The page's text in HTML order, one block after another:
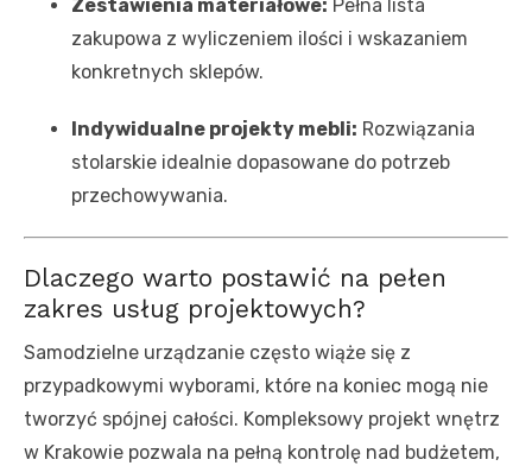
Zestawienia materiałowe: Pełna lista
zakupowa z wyliczeniem ilości i wskazaniem
konkretnych sklepów.
Indywidualne projekty mebli: Rozwiązania
stolarskie idealnie dopasowane do potrzeb
przechowywania.
Dlaczego warto postawić na pełen
zakres usług projektowych?
Samodzielne urządzanie często wiąże się z
przypadkowymi wyborami, które na koniec mogą nie
tworzyć spójnej całości. Kompleksowy projekt wnętrz
w Krakowie pozwala na pełną kontrolę nad budżetem,